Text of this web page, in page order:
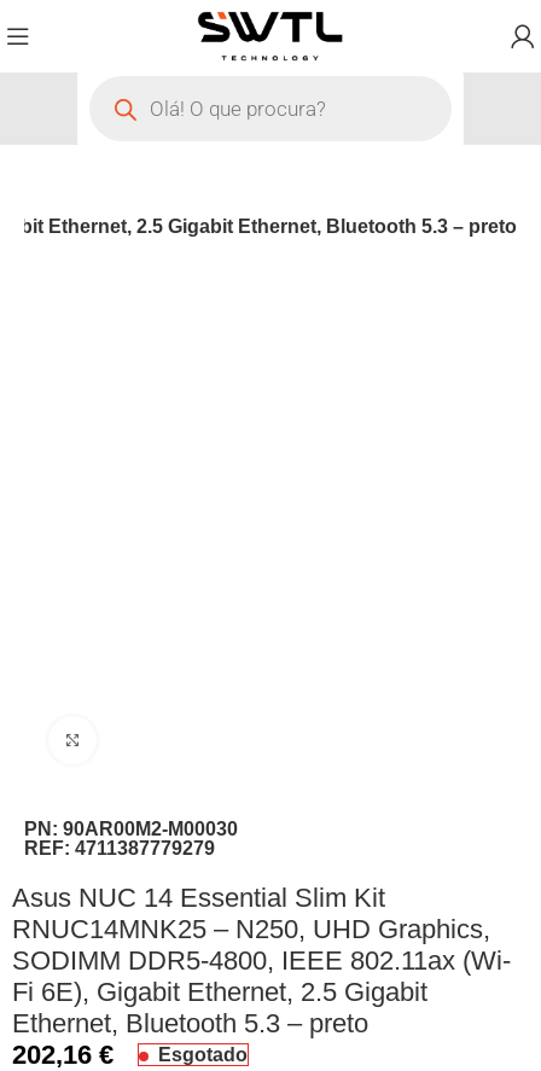
Ethernet, 2.5 Gigabit Ethernet, Bluetooth 5.3 – preto
PN:90AR00M2-M00030
REF:4711387779279
Asus NUC 14 Essential Slim Kit
RNUC14MNK25 – N250, UHD Graphics,
SODIMM DDR5-4800, IEEE 802.11ax (Wi-
Fi 6E), Gigabit Ethernet, 2.5 Gigabit
Ethernet, Bluetooth 5.3 – preto
202,16€ Esgotado